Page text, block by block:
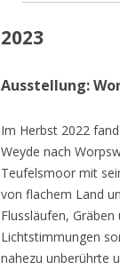
2023
Ausstellung:
Im Herbst 2022
Weyde nach
Teufelsmoor mit
von flachem Land
Flussläufen,
Lichtstimmungen
nahezu unberührte